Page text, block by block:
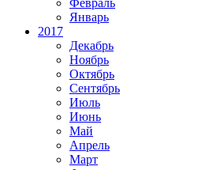
Февраль
Январь
2017
Декабрь
Ноябрь
Октябрь
Сентябрь
Июль
Июнь
Май
Апрель
Март